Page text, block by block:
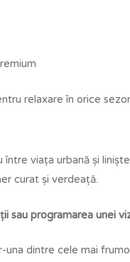
relaxare în orice
între viața urbană și
curat și verdeață.
sau programarea unei
dintre cele mai